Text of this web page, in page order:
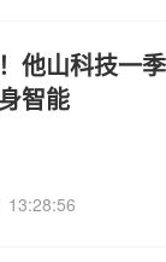
他山科技一
智能
13:28:56